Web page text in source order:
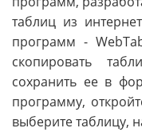
таблиц из
программ -
скопировать
сохранить ее в
программу,
выберите таблицу,